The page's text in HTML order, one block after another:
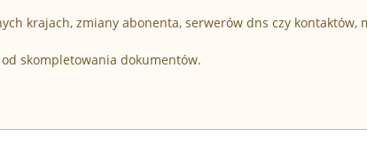
krajach, zmiany abonenta, serwerów dns czy kontaktów,
od skompletowania dokumentów.